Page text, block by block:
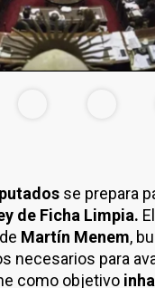
se prepara
de Ficha Limpia.
Martín Menem,
necesarios para
como objetivo